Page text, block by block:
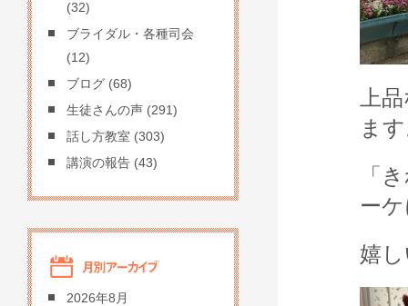
上
ま
「
ー
嬉
(32)
ブライダル・各種司会
(12)
ブログ (68)
生徒さんの声 (291)
話し方教室 (303)
講演の報告 (43)
2026年8月